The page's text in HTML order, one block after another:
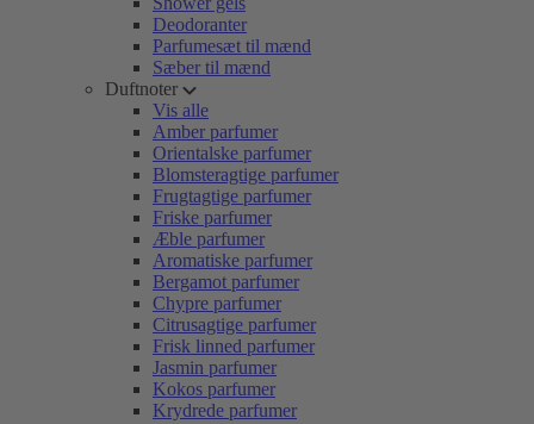
Deodoranter
Parfumesæt til mænd
Sæber til mænd
Duftnoter
Vis alle
Amber parfumer
Orientalske parfumer
Blomsteragtige parfumer
Frugtagtige parfumer
Friske parfumer
Æble parfumer
Aromatiske parfumer
Bergamot parfumer
Chypre parfumer
Citrusagtige parfumer
Frisk linned parfumer
Jasmin parfumer
Kokos parfumer
Krydrede parfumer